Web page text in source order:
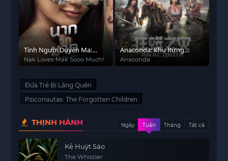
Tình Người Duyên Ma:
Nhắm Mak Yêu Luôn
Nak Loves Mak Sooo Much!
Anaconda: Khu Rừng
Nguyền Rủa
Anaconda
Đứa Trẻ Bị Lãng Quên
Psiconautas: The Forgotten Children
THỊNH HÀNH Ngày Tuần Tháng Tất cả
Kẻ Huýt Sáo
The Whistler